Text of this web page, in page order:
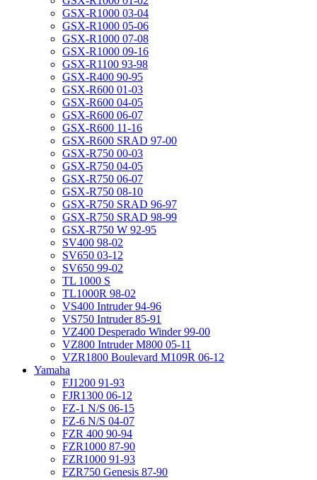
GSX-R1000 03-04
GSX-R1000 05-06
GSX-R1000 07-08
GSX-R1000 09-16
GSX-R1100 93-98
GSX-R400 90-95
GSX-R600 01-03
GSX-R600 04-05
GSX-R600 06-07
GSX-R600 11-16
GSX-R600 SRAD 97-00
GSX-R750 00-03
GSX-R750 04-05
GSX-R750 06-07
GSX-R750 08-10
GSX-R750 SRAD 96-97
GSX-R750 SRAD 98-99
GSX-R750 W 92-95
SV400 98-02
SV650 03-12
SV650 99-02
TL 1000 S
TL1000R 98-02
VS400 Intruder 94-96
VS750 Intruder 85-91
VZ400 Desperado Winder 99-00
VZ800 Intruder M800 05-11
VZR1800 Boulevard M109R 06-12
Yamaha
FJ1200 91-93
FJR1300 06-12
FZ-1 N/S 06-15
FZ-6 N/S 04-07
FZR 400 90-94
FZR1000 87-90
FZR1000 91-93
FZR750 Genesis 87-90